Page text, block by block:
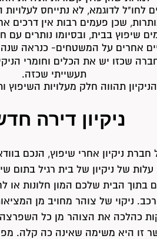
לחו"ל לדוגמא, לא נתייחס
שכן פעמים רבות אין דרכים
שיפוץ בבית, ובסיומו נותרים
אחרים על המשטחים- כנראה
שכזו יש את הכלים וחומרי
תעשייתי שכזה.
תהווה חלק מעלויות השיפוץ
ניקיון דירה
ניקיון אחרי שיפוץ, הנכם
של ניקיון של בית רגיל בתום
בתוך הבית שלכם המון חלונות או
ניקוי של צוהר מחויב מן
כהלכה את הצוהר מן כל השפרצה
זו היא משימה שאינה כה קלה.